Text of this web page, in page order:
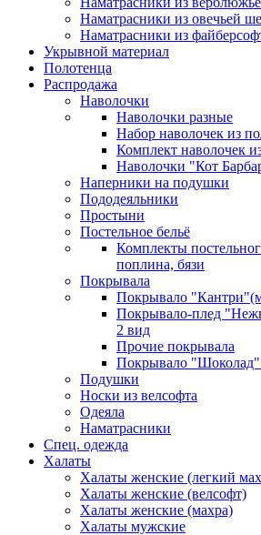
Наматрасники из овечьей
Наматрасники из
Укрывной материал
Полотенца
Распродажа
Наволочки
Наволочки разные
Набор наволочек из
Комплект наволочек
Наволочки "Кот
Наперники на подушки
Пододеяльники
Простыни
Постельное бельё
Комплекты
поплина, бязи
Покрывала
Покрывало
Покрывало-плед
2 вид
Прочие покрывала
Покрывало "Шоколад"
Подушки
Носки из велсофта
Одеяла
Наматрасники
Спец. одежда
Халаты
Халаты женские (легкий
Халаты женские (велсофт)
Халаты женские (махра)
Халаты мужские